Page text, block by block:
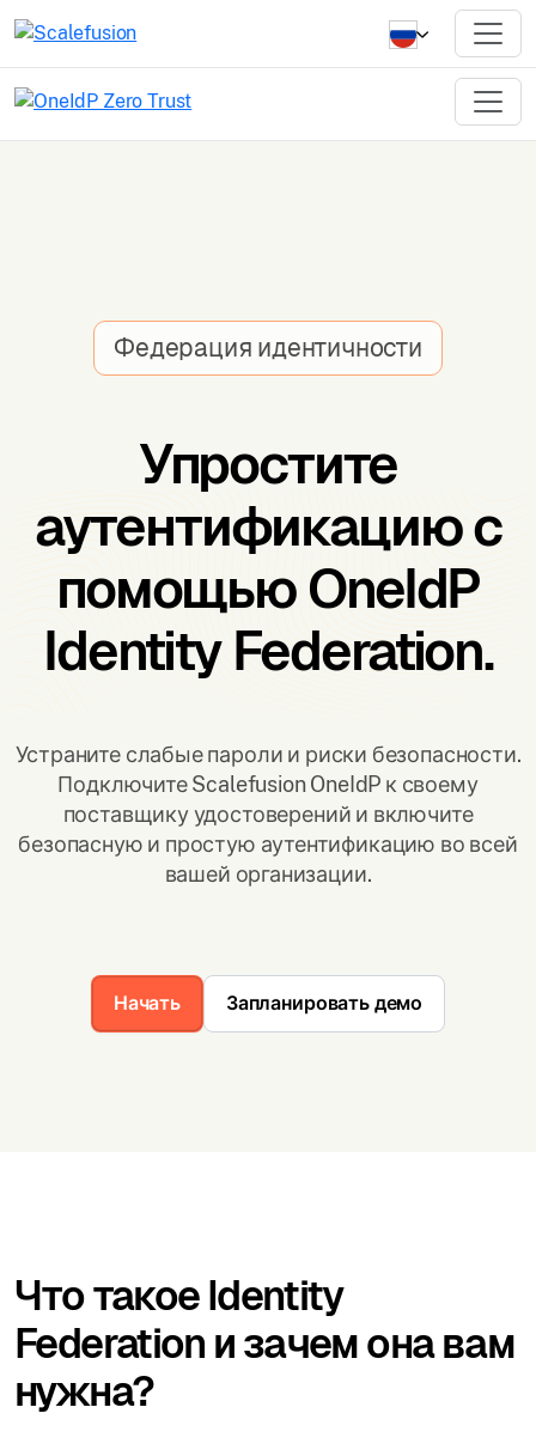
Федерация идентичности
Упростите
аутентификацию с
помощью OneIdP
Identity Federation.
Устраните слабые пароли и риски безопасности.
Подключите Scalefusion OneIdP к своему
поставщику удостоверений и включите
безопасную и простую аутентификацию во всей
вашей организации.
Начать Запланировать демо
Что такое Identity
Federation и зачем она вам
нужна?